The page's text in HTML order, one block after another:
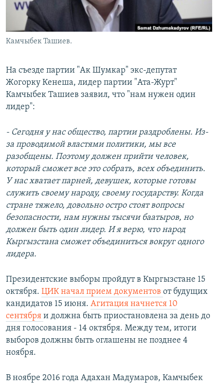
Камчыбек Ташиев.
На съезде партии "Ак Шумкар" экс-депутат
Жогорку Кенеша, лидер партии "Ата-Журт"
Камчыбек Ташиев заявил, что "нам нужен один
лидер":
- Сегодня у нас общество, партии раздроблены. Из-
за проводимой властями политики, мы все
разобщены. Поэтому должен прийти человек,
который сможет все это собрать, всех объединить.
У нас хватает парней, девушек, которые готовы
служить своему народу, своему государству. Когда
стране тяжело, довольно остро стоят вопросы
безопасности, нам нужны тысячи баатыров, но
должен быть один лидер. И я верю, что народ
Кыргызстана сможет объединиться вокруг одного
лидера.
Президентские выборы пройдут в Кыргызстане 15
октября. ЦИК начал прием документов от будущих
кандидатов 15 июня. Агитация начнется 10
сентября и должна быть приостановлена за день до
дня голосования - 14 октября. Между тем, итоги
выборов должны быть оглашены не позднее 4
ноября.
В ноябре 2016 года Адахан Мадумаров, Камчыбек